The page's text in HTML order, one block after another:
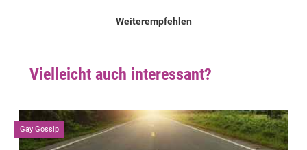
Weiterempfehlen
Vielleicht auch interessant?
Gay Gossip